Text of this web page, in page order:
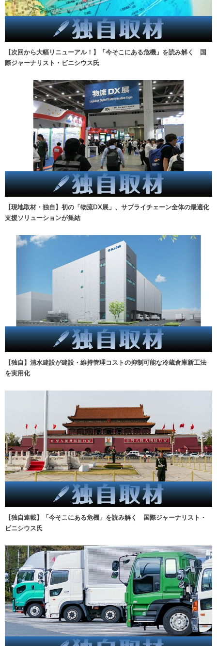
【次回から大幅リニューアル！】「今そこにある危機」を読み解く 国
際ジャーナリスト・ビニシウス氏
【現地取材・独自】初の「物流DX展」、サプライチェーン全体の最適化
支援ソリューションが集結
【独自】清水建設が建設・維持管理コストの抑制可能な冷蔵倉庫新工法
を実用化
【独自連載】「今そこにある危機」を読み解く 国際ジャーナリスト・
ビニシウス氏